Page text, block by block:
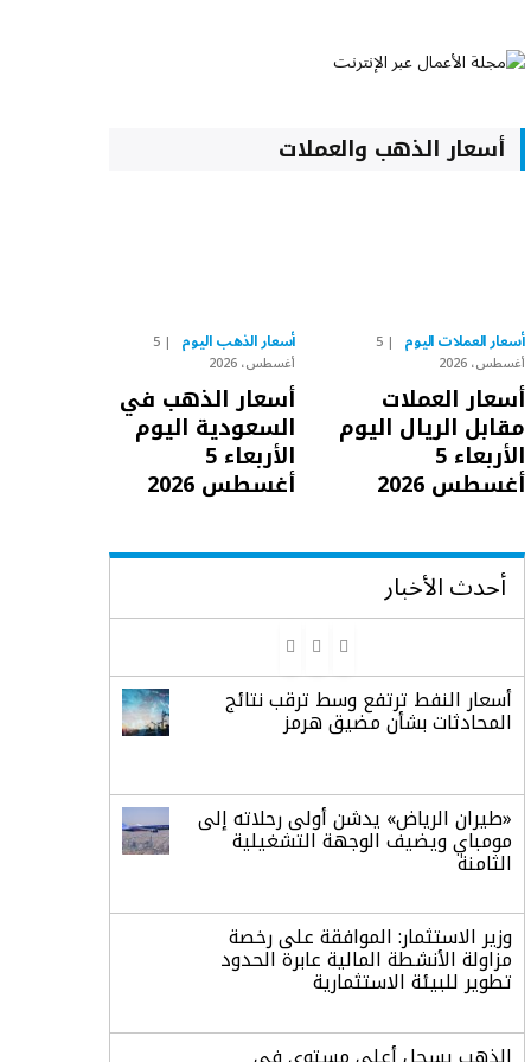
أسعار الذهب والعملات
أسعار العملات اليوم 5
أغسطس، 2026
أسعار العملات
مقابل الريال اليوم
الأربعاء 5
أغسطس 2026
أسعار الذهب اليوم 5
أغسطس، 2026
أسعار الذهب في
السعودية اليوم
الأربعاء 5
أغسطس 2026
أحدث الأخبار
أسعار النفط ترتفع وسط ترقب نتائج
المحادثات بشأن مضيق هرمز
«طيران الرياض» يدشن أولى رحلاته إلى
مومباي ويضيف الوجهة التشغيلية
الثامنة
وزير الاستثمار: الموافقة على رخصة
مزاولة الأنشطة المالية عابرة الحدود
تطوير للبيئة الاستثمارية